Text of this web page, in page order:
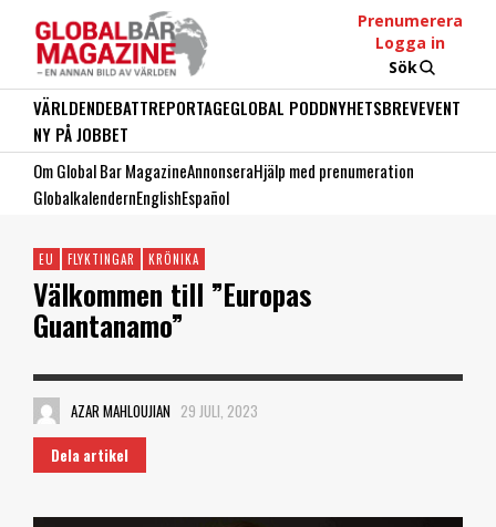
Prenumerera
Logga in
Sök
VÄRLDENDEBATTREPORTAGEGLOBAL PODDNYHETSBREVEVENT
NY PÅ JOBBET
Om Global Bar MagazineAnnonseraHjälp med prenumeration
GlobalkalendernEnglishEspañol
EU FLYKTINGAR KRÖNIKA
Välkommen till ”Europas
Guantanamo”
AZAR MAHLOUJIAN 29 JULI, 2023
Dela artikel